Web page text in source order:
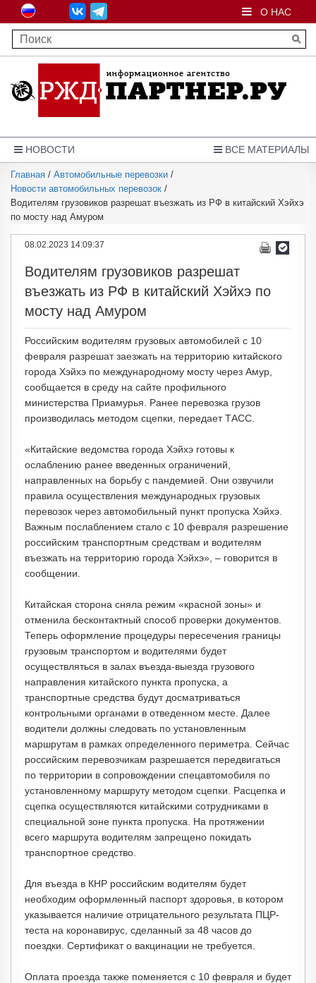
О НАС
ВСЕ МАТЕРИАЛЫ
НОВОСТИ
Главная / Автомобильные перевозки /
Новости автомобильных перевозок /
Водителям грузовиков разрешат въезжать из РФ в китайский Хэйхэ
по мосту над Амуром
08.02.2023 14:09:37
Водителям грузовиков разрешат
въезжать из РФ в китайский Хэйхэ по
мосту над Амуром
Российским водителям грузовых автомобилей с 10
февраля разрешат заезжать на территорию китайского
города Хэйхэ по международному мосту через Амур,
сообщается в среду на сайте профильного
министерства Приамурья. Ранее перевозка грузов
производилась методом сцепки, передает ТАСС.
«Китайские ведомства города Хэйхэ готовы к
ослаблению ранее введенных ограничений,
направленных на борьбу с пандемией. Они озвучили
правила осуществления международных грузовых
перевозок через автомобильный пункт пропуска Хэйхэ.
Важным послаблением стало с 10 февраля разрешение
российским транспортным средствам и водителям
въезжать на территорию города Хэйхэ», – говорится в
сообщении.
Китайская сторона сняла режим «красной зоны» и
отменила бесконтактный способ проверки документов.
Теперь оформление процедуры пересечения границы
грузовым транспортом и водителями будет
осуществляться в залах въезда-выезда грузового
направления китайского пункта пропуска, а
транспортные средства будут досматриваться
контрольными органами в отведенном месте. Далее
водители должны следовать по установленным
маршрутам в рамках определенного периметра. Сейчас
российским перевозчикам разрешается передвигаться
по территории в сопровождении спецавтомобиля по
установленному маршруту методом сцепки. Расцепка и
сцепка осуществляются китайскими сотрудниками в
специальной зоне пункта пропуска. На протяжении
всего маршрута водителям запрещено покидать
транспортное средство.
Для въезда в КНР российским водителям будет
необходим оформленный паспорт здоровья, в котором
указывается наличие отрицательного результата ПЦР-
теста на коронавирус, сделанный за 48 часов до
поездки. Сертификат о вакцинации не требуется.
Оплата проезда также поменяется с 10 февраля и будет